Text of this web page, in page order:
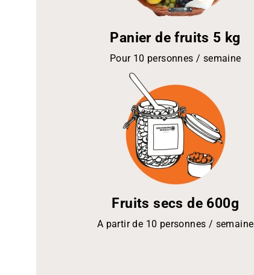
Panier de fruits 5 kg
Pour 10 personnes / semaine
Fruits secs de 600g
A partir de 10 personnes / semaine